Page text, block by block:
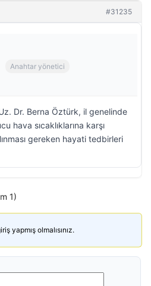
#31235
Anahtar yönetici
Dr. Berna Öztürk, il genelinde
hava sıcaklıklarına karşı
gereken hayati tedbirleri
1)
yapmış olmalısınız.